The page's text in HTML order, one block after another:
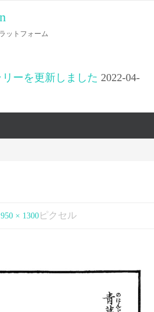
ットフォーム
ーを更新しました 2022-04-
950 × 1300 ピクセル